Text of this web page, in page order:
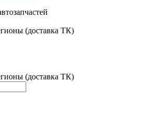
(доставка ТК)
(доставка ТК)